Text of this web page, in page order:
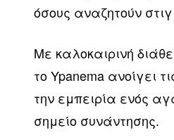
όσους αναζητούν
Με καλοκαιρινή
το Ypanema ανοίγει
την εμπειρία ενός
σημείο συνάντησης.